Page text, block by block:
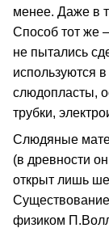
менее. Даже в
Способ тот же
не пытались
используются
слюдопласты,
трубки,
Слюдяные
(в древности
открыт лишь
физиком